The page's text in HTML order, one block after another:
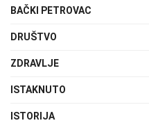
BAČKI PETROVAC
DRUŠTVO
ZDRAVLJE
ISTAKNUTO
ISTORIJA